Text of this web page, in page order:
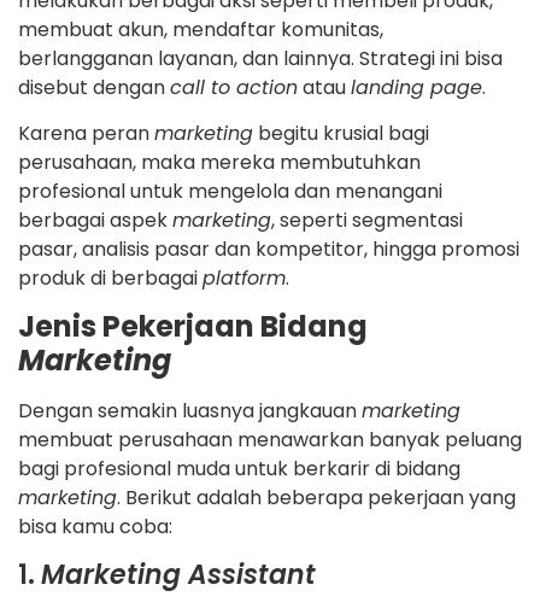
membuat akun, mendaftar komunitas,
berlangganan layanan, dan lainnya. Strategi ini bisa
disebut dengancall to actionataulanding page.
Karena peranmarketing begitu krusial bagi
perusahaan, maka mereka membutuhkan
profesional untuk mengelola dan menangani
berbagai aspekmarketing, seperti segmentasi
pasar, analisis pasar dan kompetitor, hingga promosi
produk di berbagaiplatform.
Jenis Pekerjaan Bidang
Marketing
Dengan semakin luasnya jangkauanmarketing
membuat perusahaan menawarkan banyak peluang
bagi profesional muda untuk berkarir di bidang
marketing. Berikut adalah beberapa pekerjaan yang
bisa kamu coba:
1.Marketing Assistant